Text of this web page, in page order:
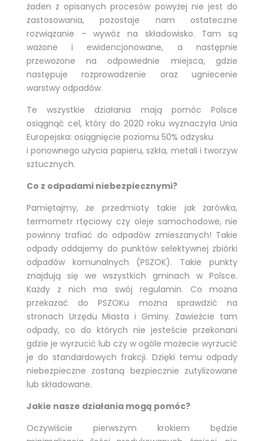
żaden z opisanych procesów powyżej nie jest do
zastosowania, pozostaje nam ostateczne
rozwiązanie – wywóz na składowisko. Tam są
ważone i ewidencjonowane, a następnie
przewożone na odpowiednie miejsca, gdzie
następuje rozprowadzenie oraz ugniecenie
warstwy odpadów.
Te wszystkie działania mają pomóc Polsce
osiągnąć cel, który do 2020 roku wyznaczyła Unia
Europejska: osiągnięcie poziomu 50% odzysku
i ponownego użycia papieru, szkła, metali i tworzyw
sztucznych.
Co z odpadami niebezpiecznymi?
Pamiętajmy, że przedmioty takie jak żarówka,
termometr rtęciowy czy oleje samochodowe, nie
powinny trafiać do odpadów zmieszanych! Takie
odpady oddajemy do punktów selektywnej zbiórki
odpadów komunalnych (PSZOK). Takie punkty
znajdują się we wszystkich gminach w Polsce.
Każdy z nich ma swój regulamin. Co można
przekazać do PSZOKu można sprawdzić na
stronach Urzędu Miasta i Gminy. Zawieźcie tam
odpady, co do których nie jesteście przekonani
gdzie je wyrzucić lub czy w ogóle możecie wyrzucić
je do standardowych frakcji. Dzięki temu odpady
niebezpieczne zostaną bezpiecznie zutylizowane
lub składowane.
Jakie nasze działania mogą pomóc?
Oczywiście pierwszym krokiem będzie